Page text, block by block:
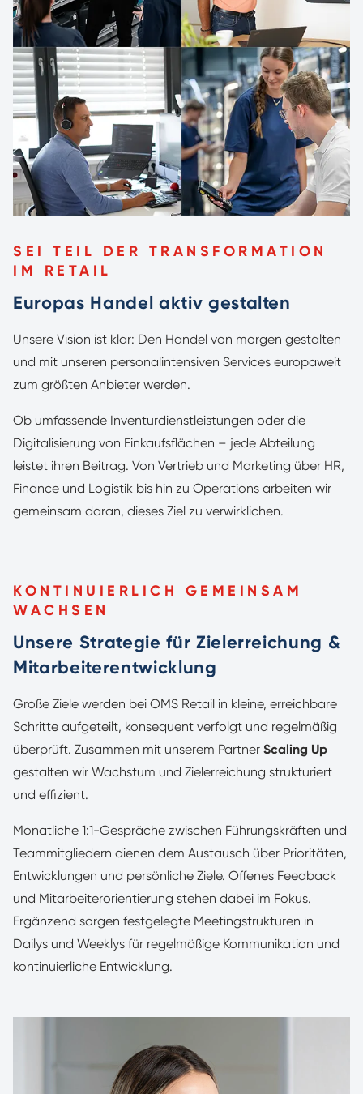
SEI TEIL DER TRANSFORMATION
IM RETAIL
Europas Handel aktiv gestalten
Unsere Vision ist klar: Den Handel von morgen gestalten
und mit unseren personalintensiven Services europaweit
zum größten Anbieter werden.
Ob umfassende Inventurdienstleistungen oder die
Digitalisierung von Einkaufsflächen – jede Abteilung
leistet ihren Beitrag. Von Vertrieb und Marketing über HR,
Finance und Logistik bis hin zu Operations arbeiten wir
gemeinsam daran, dieses Ziel zu verwirklichen.
KONTINUIERLICH GEMEINSAM
WACHSEN
Unsere Strategie für Zielerreichung &
Mitarbeiterentwicklung
Große Ziele werden bei OMS Retail in kleine, erreichbare
Schritte aufgeteilt, konsequent verfolgt und regelmäßig
überprüft. Zusammen mit unserem Partner Scaling Up
gestalten wir Wachstum und Zielerreichung strukturiert
und effizient.
Monatliche 1:1-Gespräche zwischen Führungskräften und
Teammitgliedern dienen dem Austausch über Prioritäten,
Entwicklungen und persönliche Ziele. Offenes Feedback
und Mitarbeiterorientierung stehen dabei im Fokus.
Ergänzend sorgen festgelegte Meetingstrukturen in
Dailys und Weeklys für regelmäßige Kommunikation und
kontinuierliche Entwicklung.